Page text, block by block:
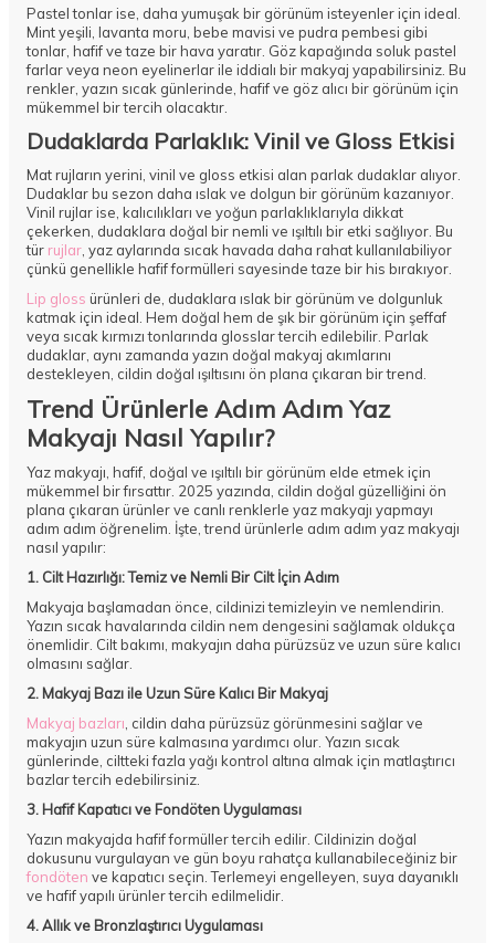
Pastel tonlar ise, daha yumuşak bir görünüm isteyenler için ideal.
Mint yeşili, lavanta moru, bebe mavisi ve pudra pembesi gibi
tonlar, hafif ve taze bir hava yaratır. Göz kapağında soluk pastel
farlar veya neon eyelinerlar ile iddialı bir makyaj yapabilirsiniz. Bu
renkler, yazın sıcak günlerinde, hafif ve göz alıcı bir görünüm için
mükemmel bir tercih olacaktır.
Dudaklarda Parlaklık: Vinil ve Gloss Etkisi
Mat rujların yerini, vinil ve gloss etkisi alan parlak dudaklar alıyor.
Dudaklar bu sezon daha ıslak ve dolgun bir görünüm kazanıyor.
Vinil rujlar ise, kalıcılıkları ve yoğun parlaklıklarıyla dikkat
çekerken, dudaklara doğal bir nemli ve ışıltılı bir etki sağlıyor. Bu
tür rujlar, yaz aylarında sıcak havada daha rahat kullanılabiliyor
çünkü genellikle hafif formülleri sayesinde taze bir his bırakıyor.
Lip gloss ürünleri de, dudaklara ıslak bir görünüm ve dolgunluk
katmak için ideal. Hem doğal hem de şık bir görünüm için şeffaf
veya sıcak kırmızı tonlarında glosslar tercih edilebilir. Parlak
dudaklar, aynı zamanda yazın doğal makyaj akımlarını
destekleyen, cildin doğal ışıltısını ön plana çıkaran bir trend.
Trend Ürünlerle Adım Adım Yaz
Makyajı Nasıl Yapılır?
Yaz makyajı, hafif, doğal ve ışıltılı bir görünüm elde etmek için
mükemmel bir fırsattır. 2025 yazında, cildin doğal güzelliğini ön
plana çıkaran ürünler ve canlı renklerle yaz makyajı yapmayı
adım adım öğrenelim. İşte, trend ürünlerle adım adım yaz makyajı
nasıl yapılır:
1. Cilt Hazırlığı: Temiz ve Nemli Bir Cilt İçin Adım
Makyaja başlamadan önce, cildinizi temizleyin ve nemlendirin.
Yazın sıcak havalarında cildin nem dengesini sağlamak oldukça
önemlidir. Cilt bakımı, makyajın daha pürüzsüz ve uzun süre kalıcı
olmasını sağlar.
2. Makyaj Bazı ile Uzun Süre Kalıcı Bir Makyaj
Makyaj bazları, cildin daha pürüzsüz görünmesini sağlar ve
makyajın uzun süre kalmasına yardımcı olur. Yazın sıcak
günlerinde, ciltteki fazla yağı kontrol altına almak için matlaştırıcı
bazlar tercih edebilirsiniz.
3. Hafif Kapatıcı ve Fondöten Uygulaması
Yazın makyajda hafif formüller tercih edilir. Cildinizin doğal
dokusunu vurgulayan ve gün boyu rahatça kullanabileceğiniz bir
fondöten ve kapatıcı seçin. Terlemeyi engelleyen, suya dayanıklı
ve hafif yapılı ürünler tercih edilmelidir.
4. Allık ve Bronzlaştırıcı Uygulaması